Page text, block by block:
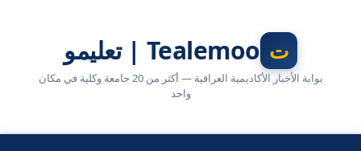
Tealemoo | تعليمو
بوابة الأخبار الأكاديمية العراقية — أكثر من 20 جامعة وكلية في مكان
واحد